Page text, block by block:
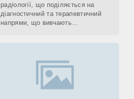
радіології, що поділяється на
діагностичний та терапевтичний
напрями, що вивчають